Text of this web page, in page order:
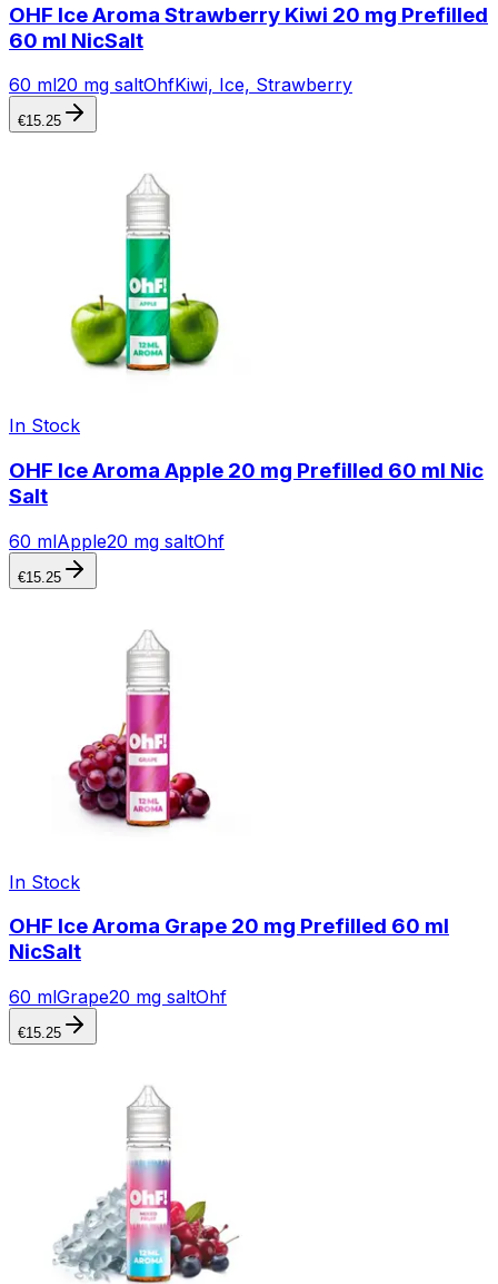
OHF Ice Aroma Strawberry Kiwi 20 mg Prefilled
60 ml NicSalt
60 ml20 mg saltOhfKiwi, Ice, Strawberry
€15.25
In Stock
OHF Ice Aroma Apple 20 mg Prefilled 60 ml Nic
Salt
60 mlApple20 mg saltOhf
€15.25
In Stock
OHF Ice Aroma Grape 20 mg Prefilled 60 ml
NicSalt
60 mlGrape20 mg saltOhf
€15.25